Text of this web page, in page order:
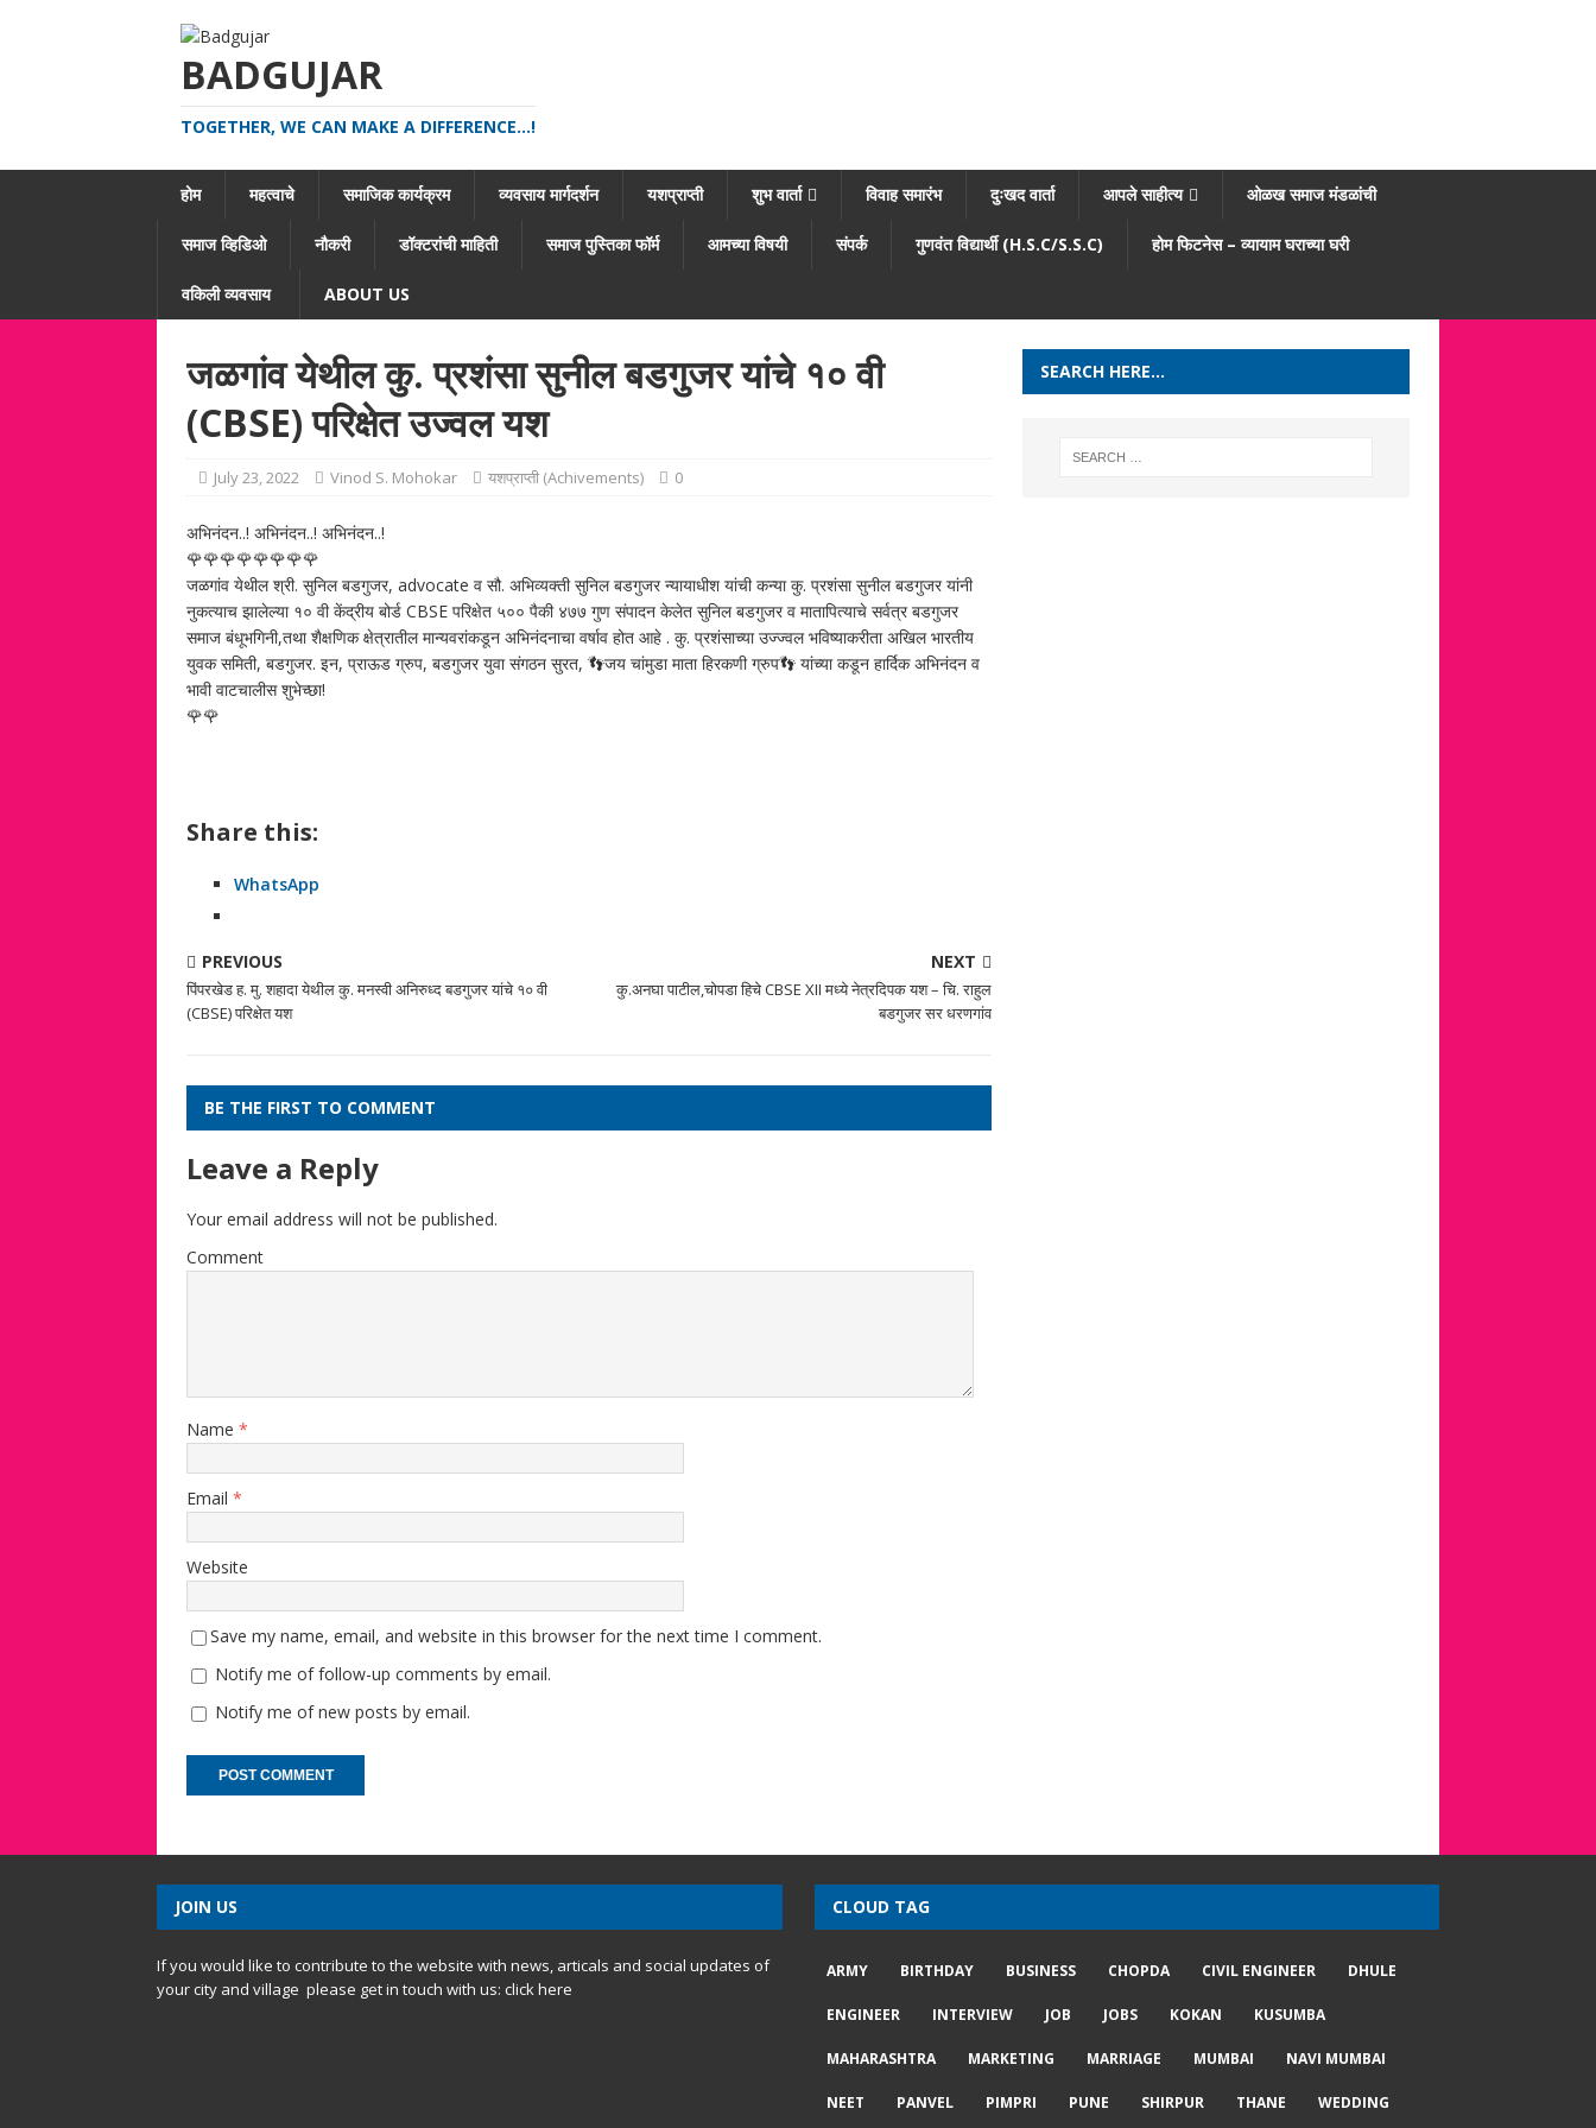
BADGUJAR
TOGETHER, WE CAN MAKE A DIFFERENCE...!
होम महत्वाचे समाजिक कार्यक्रम व्यवसाय मार्गदर्शन यशप्राप्ती शुभ वार्ता विवाह समारंभ दुःखद वार्ता आपले साहीत्य ओळख समाज मंडळांची
समाज व्हिडिओ नौकरी डॉक्टरांची माहिती समाज पुस्तिका फॉर्म आमच्या विषयी संपर्क गुणवंत विद्यार्थी (H.S.C/S.S.C) होम फिटनेस – व्यायाम घराच्या घरी
वकिली व्यवसाय ABOUT US
जळगांव येथील कु. प्रशंसा सुनील बडगुजर यांचे १० वी
(CBSE) परिक्षेत उज्वल यश
July 23, 2022 Vinod S. Mohokar यशप्राप्ती (Achivements) 0
अभिनंदन..! अभिनंदन..! अभिनंदन..!
🌹🌹🌹🌹🌹🌹🌹🌹
जळगांव येथील श्री. सुनिल बडगुजर, advocate व सौ. अभिव्यक्ती सुनिल बडगुजर न्यायाधीश यांची कन्या कु. प्रशंसा सुनील बडगुजर यांनी
नुकत्याच झालेल्या १० वी केंद्रीय बोर्ड CBSE परिक्षेत ५०० पैकी ४७७ गुण संपादन केलेत सुनिल बडगुजर व मातापित्याचे सर्वत्र बडगुजर
समाज बंधूभगिनी,तथा शैक्षणिक क्षेत्रातील मान्यवरांकडून अभिनंदनाचा वर्षाव होत आहे . कु. प्रशंसाच्या उज्ज्वल भविष्याकरीता अखिल भारतीय
युवक समिती, बडगुजर. इन, प्राऊड ग्रुप, बडगुजर युवा संगठन सुरत, 👣जय चांमुडा माता हिरकणी ग्रुप👣 यांच्या कडून हार्दिक अभिनंदन व
भावी वाटचालीस शुभेच्छा!
🌹🌹
Share this:
WhatsApp
PREVIOUS
पिंपरखेड ह. मु. शहादा येथील कु. मनस्वी अनिरुध्द बडगुजर यांचे १० वी
(CBSE) परिक्षेत यश
NEXT
कु.अनघा पाटील,चोपडा हिचे CBSE XII मध्ये नेत्रदिपक यश – चि. राहुल
बडगुजर सर धरणगांव
BE THE FIRST TO COMMENT
Leave a Reply
Your email address will not be published.
Comment
Name *
Email *
Website
Save my name, email, and website in this browser for the next time I comment.
Notify me of follow-up comments by email.
Notify me of new posts by email.
SEARCH HERE…
JOIN US
If you would like to contribute to the website with news, articals and social updates of
your city and village please get in touch with us: click here
CLOUD TAG
ARMY BIRTHDAY BUSINESS CHOPDA CIVIL ENGINEER DHULE
ENGINEER INTERVIEW JOB JOBS KOKAN KUSUMBA
MAHARASHTRA MARKETING MARRIAGE MUMBAI NAVI MUMBAI
NEET PANVEL PIMPRI PUNE SHIRPUR THANE WEDDING